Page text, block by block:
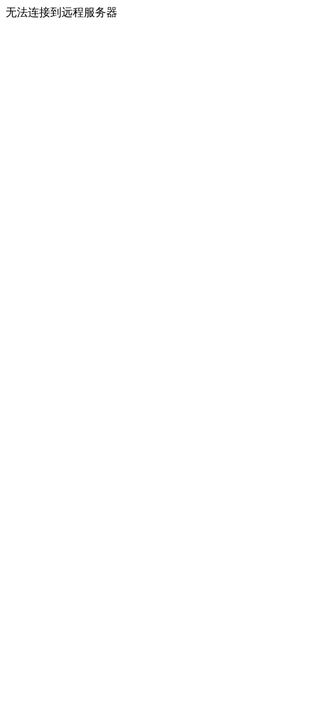
无法连接到远程服务器